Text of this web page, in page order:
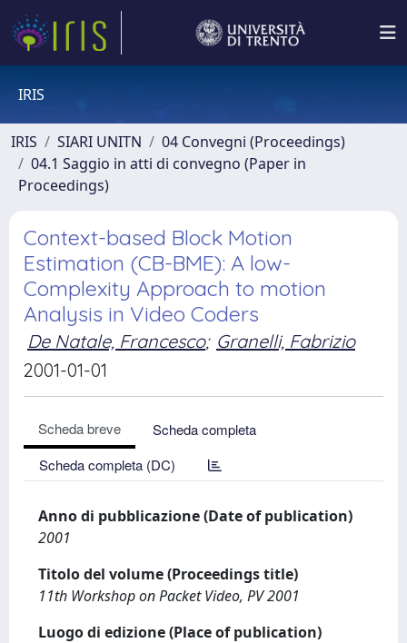
IRIS
IRIS SIARI UNITN
04 Convegni (Proceedings)
04.1 Saggio in atti di convegno (Paper in
Proceedings)
Context-based Block Motion
Estimation (CB-BME): A low-
Complexity Approach to motion
Analysis in Video Coders
De Natale, Francesco; Granelli, Fabrizio
2001-01-01
Scheda breve
Scheda completa
Scheda completa (DC)
Anno di pubblicazione (Date of publication)
2001
Titolo del volume (Proceedings title)
11th Workshop on Packet Video, PV 2001
Luogo di edizione (Place of publication)